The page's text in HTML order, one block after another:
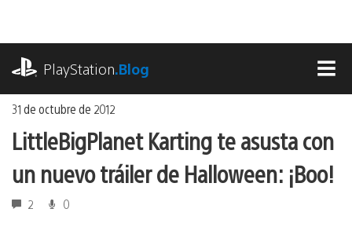
contenido
PlayStation.Blog
31 de octubre de 2012
LittleBigPlanet Karting te asusta con
un nuevo tráiler de Halloween: ¡Boo!
2 0